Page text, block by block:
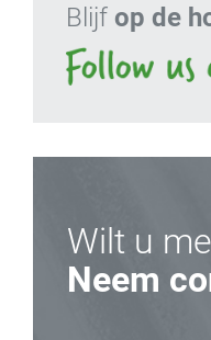
Blijf op de
Wilt u
Neem